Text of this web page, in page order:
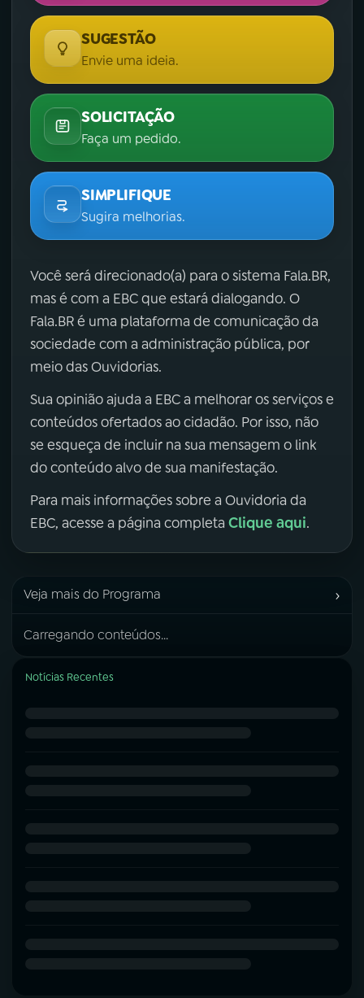
SUGESTÃO
Envie uma ideia.
SOLICITAÇÃO
Faça um pedido.
SIMPLIFIQUE
Sugira melhorias.
Você será direcionado(a) para o sistema Fala.BR,
mas é com a EBC que estará dialogando. O
Fala.BR é uma plataforma de comunicação da
sociedade com a administração pública, por
meio das Ouvidorias.
Sua opinião ajuda a EBC a melhorar os serviços e
conteúdos ofertados ao cidadão. Por isso, não
se esqueça de incluir na sua mensagem o link
do conteúdo alvo de sua manifestação.
Para mais informações sobre a Ouvidoria da
EBC, acesse a página completa Clique aqui.
Veja mais do Programa ›
Carregando conteúdos...
Notícias Recentes